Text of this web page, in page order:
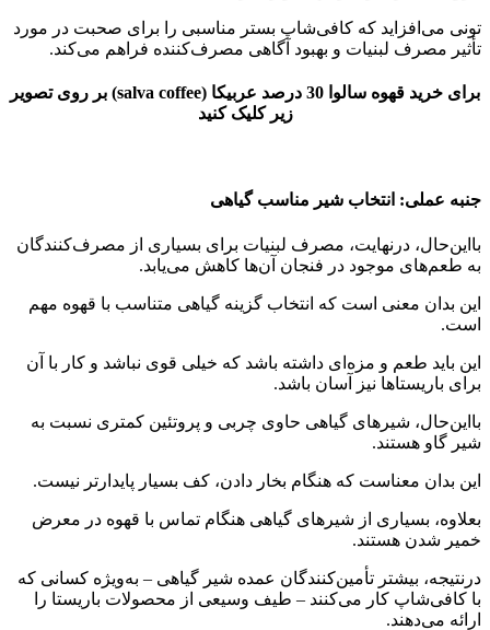
تونی می‌افزاید که کافی‌شاپ بستر مناسبی را برای صحبت در مورد
تأثیر مصرف لبنیات و بهبود آگاهی مصرف‌کننده فراهم می‌کند.
برای خرید قهوه سالوا 30 درصد عربیکا (salva coffee) بر روی تصویر
زیر کلیک کنید
جنبه عملی: انتخاب شیر مناسب گیاهی
بااین‌حال، درنهایت، مصرف لبنیات برای بسیاری از مصرف‌کنندگان
به طعم‌های موجود در فنجان آن‌ها کاهش می‌یابد.
این بدان معنی است که انتخاب گزینه گیاهی متناسب با قهوه مهم
است.
این باید طعم و مزه‌ای داشته باشد که خیلی قوی نباشد و کار با آن
برای باریستاها نیز آسان باشد.
بااین‌حال، شیرهای گیاهی حاوی چربی و پروتئین کمتری نسبت به
شیر گاو هستند.
این بدان معناست که هنگام بخار دادن، کف بسیار پایدارتر نیست.
بعلاوه، بسیاری از شیرهای گیاهی هنگام تماس با قهوه در معرض
خمیر شدن هستند.
درنتیجه، بیشتر تأمین‌کنندگان عمده شیر گیاهی – به‌ویژه کسانی که
با کافی‌شاپ کار می‌کنند – طیف وسیعی از محصولات باریستا را
ارائه می‌دهند.